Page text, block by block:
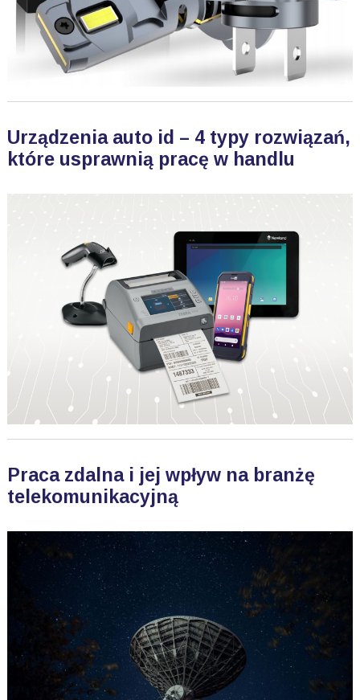
Urządzenia auto id – 4 typy rozwiązań,
które usprawnią pracę w handlu
Praca zdalna i jej wpływ na branżę
telekomunikacyjną